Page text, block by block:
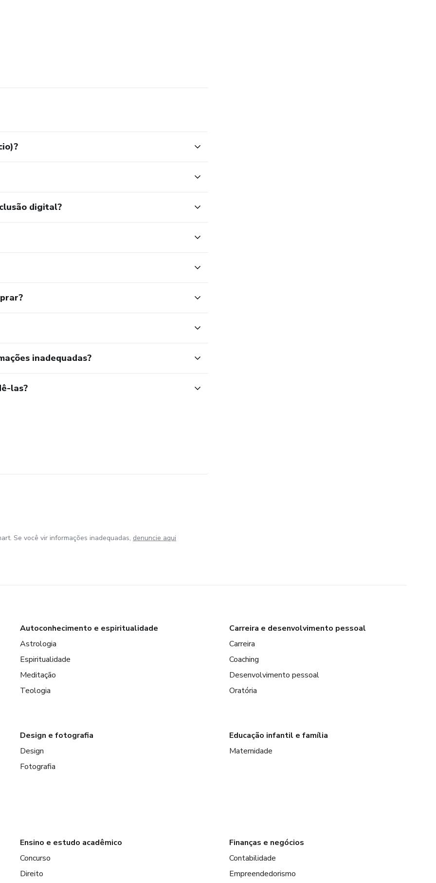
digital?
inadequadas?
las?
Se você vir informações inadequadas, denuncie aqui
Autoconhecimento e espiritualidade
Astrologia
Espiritualidade
Meditação
Teologia
Carreira e desenvolvimento pessoal
Carreira
Coaching
Desenvolvimento pessoal
Oratória
Design e fotografia
Design
Fotografia
Educação infantil e família
Maternidade
Ensino e estudo acadêmico
Concurso
Direito
Finanças e negócios
Contabilidade
Empreendedorismo